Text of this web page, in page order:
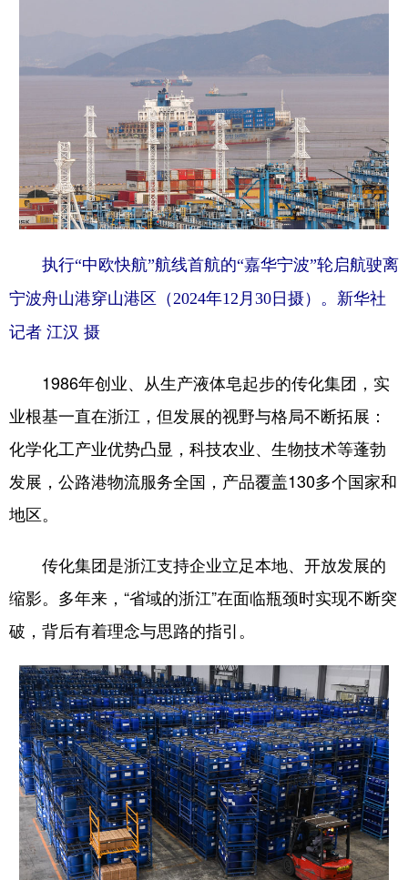
执行“中欧快航”航线首航的“嘉华宁波”轮启航驶离
宁波舟山港穿山港区（2024年12月30日摄）。新华社
记者 江汉 摄
1986年创业、从生产液体皂起步的传化集团，实
业根基一直在浙江，但发展的视野与格局不断拓展：
化学化工产业优势凸显，科技农业、生物技术等蓬勃
发展，公路港物流服务全国，产品覆盖130多个国家和
地区。
传化集团是浙江支持企业立足本地、开放发展的
缩影。多年来，“省域的浙江”在面临瓶颈时实现不断突
破，背后有着理念与思路的指引。